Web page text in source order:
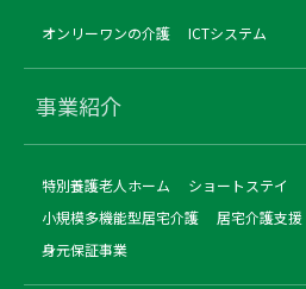
オンリーワンの介護 ICTシステム
事業紹介
特別養護老人ホーム ショートステイ
小規模多機能型居宅介護
居宅介護支援
身元保証事業